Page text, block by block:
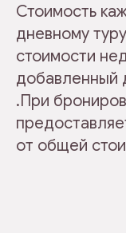
Стоимость
дневному
стоимости
добавленный
.При
от общей